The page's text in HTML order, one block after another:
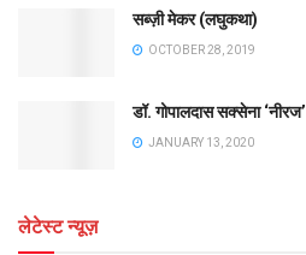
सब्ज़ी मेकर (लघुकथा)
OCTOBER 28, 2019
डॉ. गोपालदास सक्सेना ‘नीरज’
JANUARY 13, 2020
लेटेस्ट न्यूज़